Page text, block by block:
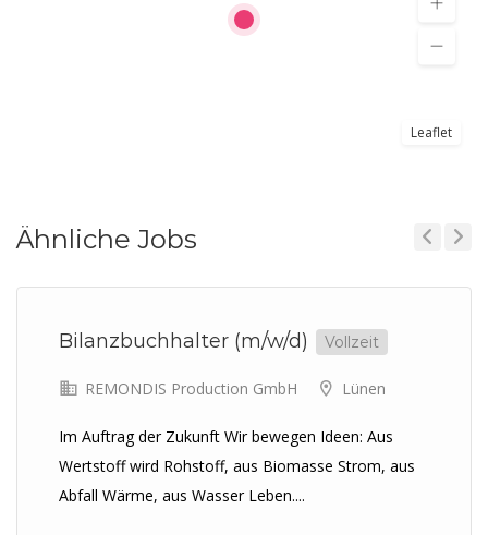
Leaflet
Ähnliche Jobs
Bilanzbuchhalter (m/w/d) Vollzeit
REMONDIS Production GmbH Lünen
Im Auftrag der Zukunft Wir bewegen Ideen: Aus
Wertstoff wird Rohstoff, aus Biomasse Strom, aus
Abfall Wärme, aus Wasser Leben....